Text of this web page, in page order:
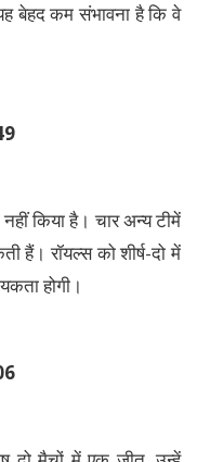
बेहद कम संभावना है कि वे
किया है। चार अन्य टीमें
रॉयल्स को शीर्ष-दो में
होगी।